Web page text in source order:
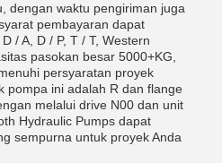
dengan waktu pengiriman juga
pembayaran dapat
/ A, D / P, T / T, Western
pasokan besar 5000+KG,
persyaratan proyek
pompa ini adalah R dan flange
melalui drive N00 dan unit
Hydraulic Pumps dapat
sempurna untuk proyek Anda